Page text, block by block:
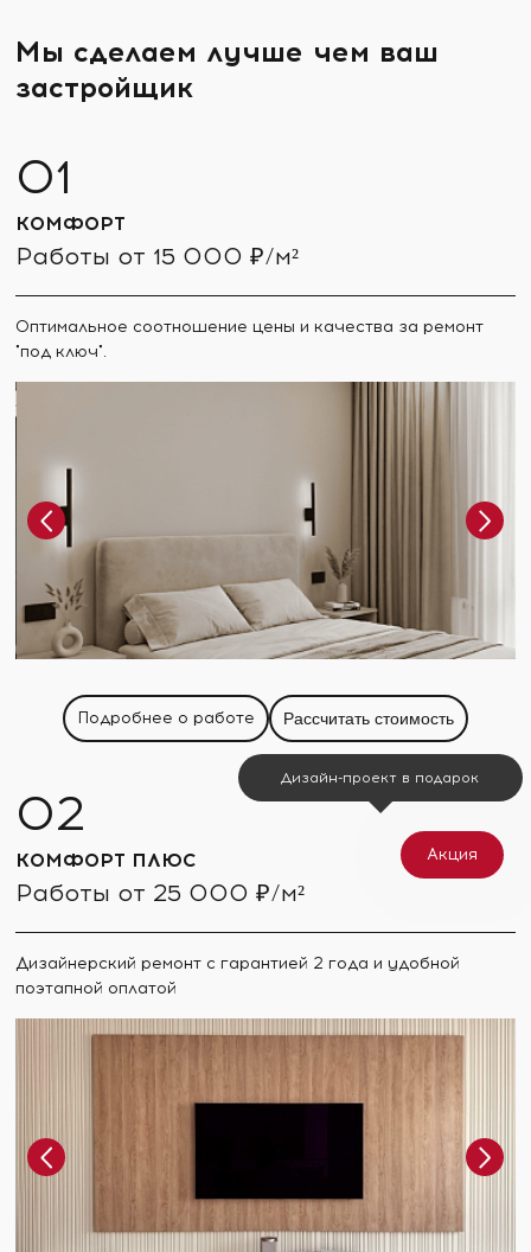
Мы сделаем лучше чем ваш
застройщик
КОМФОРТ
Работы от 15 000 ₽/м²
Оптимальное соотношение цены и качества за ремонт
"под ключ".
Подробнее о работе Рассчитать стоимость
КОМФОРТ ПЛЮС
Работы от 25 000 ₽/м²
Дизайнерский ремонт с гарантией 2 года и удобной
поэтапной оплатой
Акция
Дизайн-проект в подарок